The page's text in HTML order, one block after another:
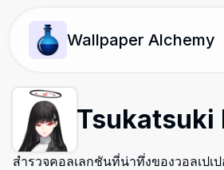
Wallpaper Alchemy
Tsukatsuki
สำรวจคอลเลกชันที่น่าทึ่งของวอลเป